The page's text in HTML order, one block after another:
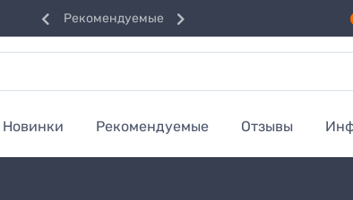
Рекомендуемые
Новинки Рекомендуемые Отзывы